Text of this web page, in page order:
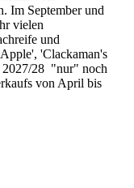
Im September und
vielen
und
'Clackaman's
2027/28 "nur" noch
von April bis